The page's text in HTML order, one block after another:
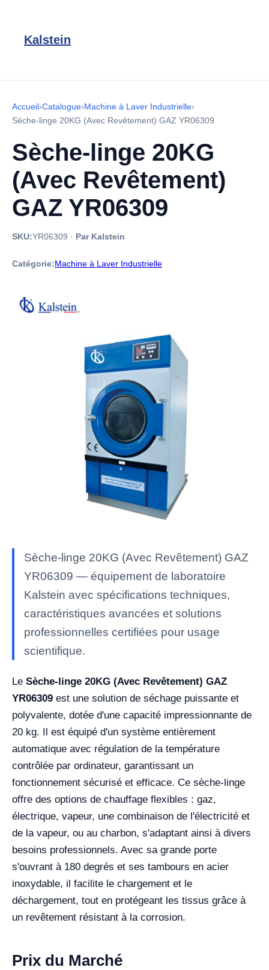
Kalstein
Accueil›Catalogue›Machine à Laver Industrielle›
Sèche-linge 20KG (Avec Revêtement) GAZ YR06309
Sèche-linge 20KG
(Avec Revêtement)
GAZ YR06309
SKU:YR06309 · Par Kalstein
Catégorie:Machine à Laver Industrielle
Sèche-linge 20KG (Avec Revêtement) GAZ
YR06309 — équipement de laboratoire
Kalstein avec spécifications techniques,
caractéristiques avancées et solutions
professionnelles certifiées pour usage
scientifique.
Le Sèche-linge 20KG (Avec Revêtement) GAZ
YR06309 est une solution de séchage puissante et
polyvalente, dotée d'une capacité impressionnante de
20 kg. Il est équipé d'un système entièrement
automatique avec régulation de la température
contrôlée par ordinateur, garantissant un
fonctionnement sécurisé et efficace. Ce sèche-linge
offre des options de chauffage flexibles : gaz,
électrique, vapeur, une combinaison de l'électricité et
de la vapeur, ou au charbon, s'adaptant ainsi à divers
besoins professionnels. Avec sa grande porte
s'ouvrant à 180 degrés et ses tambours en acier
inoxydable, il facilite le chargement et le
déchargement, tout en protégeant les tissus grâce à
un revêtement résistant à la corrosion.
Prix du Marché